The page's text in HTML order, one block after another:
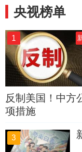
央视榜单
1
反制美国！中方
项措施
3